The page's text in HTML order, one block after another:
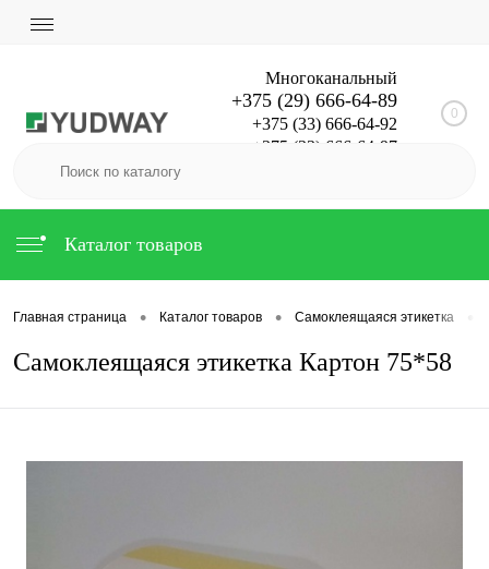
Многоканальный
+375 (29) 666-64-89
+375 (33) 666-64-92
+375 (33) 666-64-97
0
Каталог товаров
Главная страница • Каталог товаров • Самоклеящаяся этикетка
Самоклеящаяся этикетка Картон 75*58